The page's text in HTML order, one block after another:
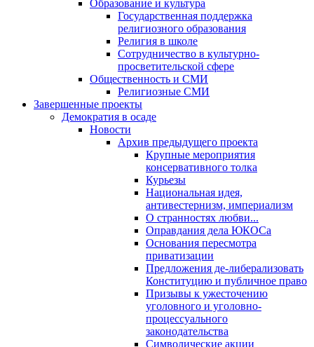
Образование и культура
Государственная поддержка
религиозного образования
Религия в школе
Сотрудничество в культурно-
просветительской сфере
Общественность и СМИ
Религиозные СМИ
Завершенные проекты
Демократия в осаде
Новости
Архив предыдущего проекта
Крупные мероприятия
консервативного толка
Курьезы
Национальная идея,
антивестернизм, империализм
О странностях любви...
Оправдания дела ЮКОСа
Основания пересмотра
приватизации
Предложения де-либерализовать
Конституцию и публичное право
Призывы к ужесточению
уголовного и уголовно-
процессуального
законодательства
Символические акции